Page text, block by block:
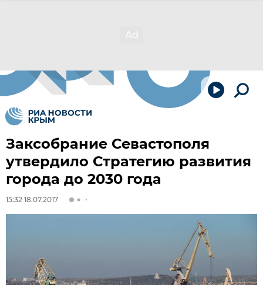
Заксобрание Севастополя
утвердило Стратегию развития
города до 2030 года
15:32 18.07.2017